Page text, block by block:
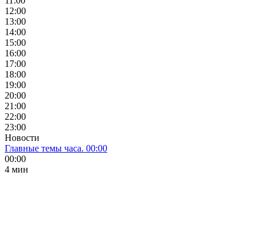
12:00
13:00
14:00
15:00
16:00
17:00
18:00
19:00
20:00
21:00
22:00
23:00
Новости
Главные темы часа. 00:00
00:00
4 мин